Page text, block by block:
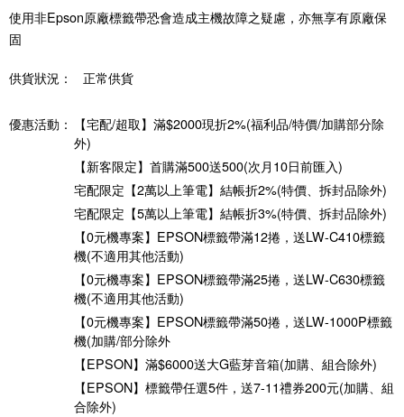
使用非Epson原廠標籤帶恐會造成主機故障之疑慮，亦無享有原廠保
固
供貨狀況： 正常供貨
優惠活動：
【宅配/超取】滿$2000現折2%(福利品/特價/加購部分除
外)
【新客限定】首購滿500送500(次月10日前匯入)
宅配限定【2萬以上筆電】結帳折2%(特價、拆封品除外)
宅配限定【5萬以上筆電】結帳折3%(特價、拆封品除外)
【0元機專案】EPSON標籤帶滿12捲，送LW-C410標籤
機(不適用其他活動)
【0元機專案】EPSON標籤帶滿25捲，送LW-C630標籤
機(不適用其他活動)
【0元機專案】EPSON標籤帶滿50捲，送LW-1000P標籤
機(加購/部分除外
【EPSON】滿$6000送大G藍芽音箱(加購、組合除外)
【EPSON】標籤帶任選5件，送7-11禮券200元(加購、組
合除外)